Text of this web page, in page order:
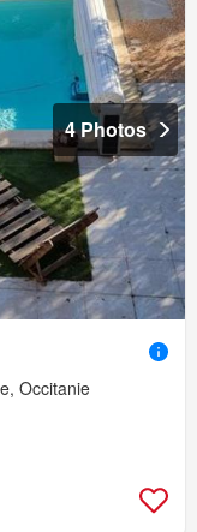
4 Photos
Occitanie